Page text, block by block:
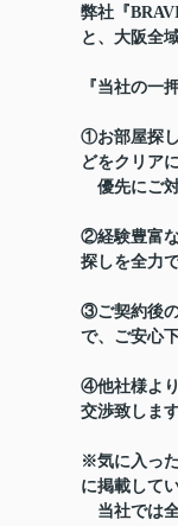
弊社『
と、大阪全
『当社の一
①お部屋探
どをクリア
優先にご対
②経験豊富
探しを全力
③ご契約後
で、ご安心
④他社様よ
交渉致しま
※気に入っ
に掲載して
当社では